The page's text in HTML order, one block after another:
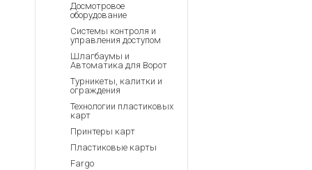
Досмотровое
оборудование
Системы контроля и
управления доступом
Шлагбаумы и
Автоматика для Ворот
Турникеты, калитки и
ограждения
Технологии пластиковых
карт
Принтеры карт
Пластиковые карты
Fargo